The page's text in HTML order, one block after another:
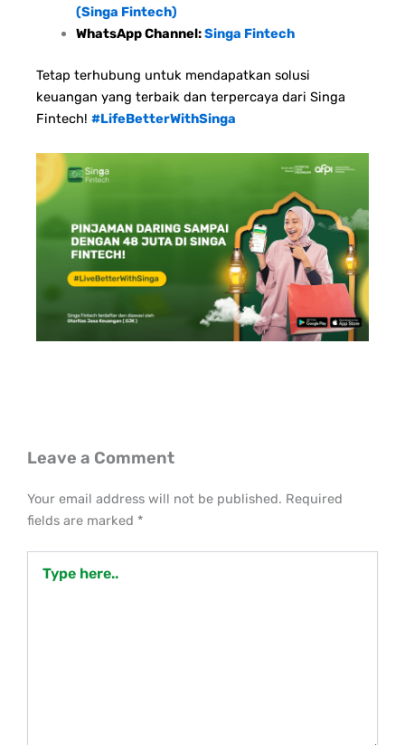
(Singa Fintech)
WhatsApp Channel:Singa Fintech
Tetap terhubung untuk mendapatkan solusi
keuangan yang terbaik dan terpercaya dari Singa
Fintech! #LifeBetterWithSinga
Leave a Comment
Your email address will not be published. Required
fields are marked *
here..